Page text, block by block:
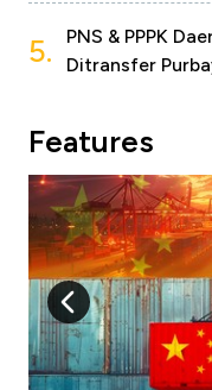
5.
PNS & PPPK
Ditransfer
Features